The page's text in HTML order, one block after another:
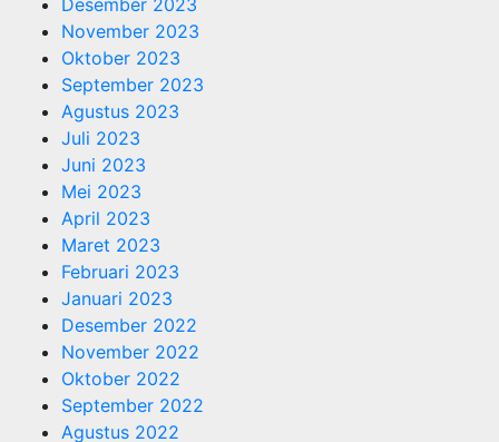
Desember 2023
November 2023
Oktober 2023
September 2023
Agustus 2023
Juli 2023
Juni 2023
Mei 2023
April 2023
Maret 2023
Februari 2023
Januari 2023
Desember 2022
November 2022
Oktober 2022
September 2022
Agustus 2022